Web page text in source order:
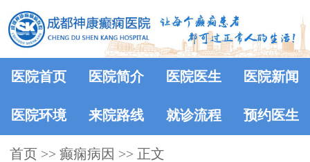
医院首页 医院简介 医院医生 医院新闻
医院环境 来院路线 就诊流程 预约医生
首页 >> 癫痫病因 >> 正文